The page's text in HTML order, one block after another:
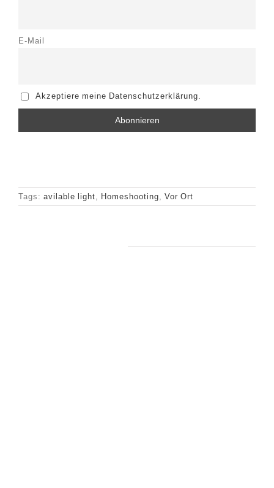
E-Mail
Akzeptiere meine Datenschutzerklärung.
Tags: avilable light, Homeshooting, Vor Ort